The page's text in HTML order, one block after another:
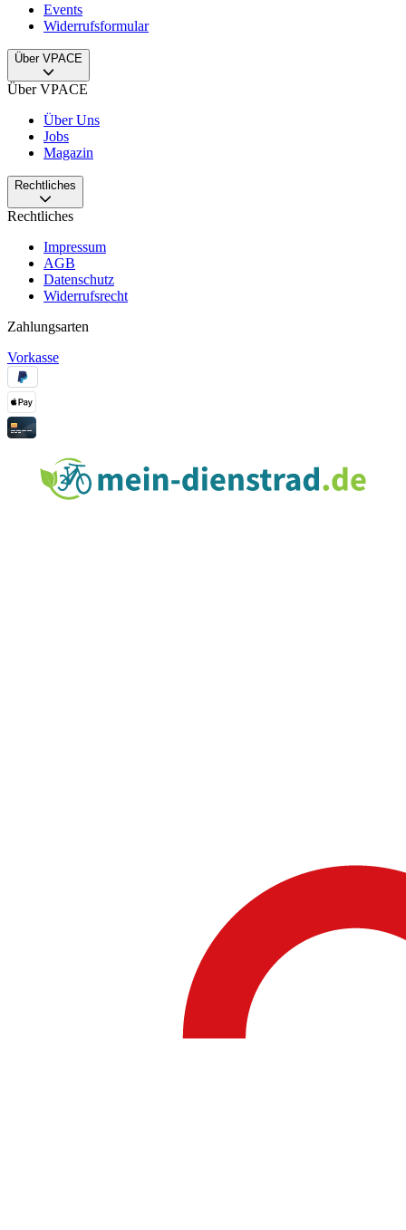
Events
Widerrufsformular
Über VPACE
Über VPACE
Über Uns
Jobs
Magazin
Rechtliches
Rechtliches
Impressum
AGB
Datenschutz
Widerrufsrecht
Zahlungsarten
Vorkasse